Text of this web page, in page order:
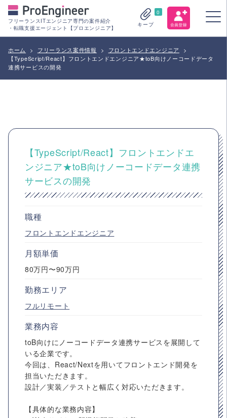
フリーランスITエンジニア専門の案件紹介
・転職支援エージェント【プロエンジニア】
0
キープ
ホーム > フリーランス案件情報 > フロントエンドエンジニア
>
【TypeScript/React】フロントエンドエンジニア★toB向けノーコードデータ
連携サービスの開発
【TypeScript/React】フロントエンドエ
ンジニア★toB向けノーコードデータ連携
サービスの開発
職種
フロントエンドエンジニア
月額単価
80万円〜90万円
勤務エリア
フルリモート
業務内容
toB向けにノーコードデータ連携サービスを展開して
いる企業です。
今回は、React/Nextを用いてフロントエンド開発を
担当いただきます。
設計／実装／テストと幅広く対応いただきます。
【具体的な業務内容】